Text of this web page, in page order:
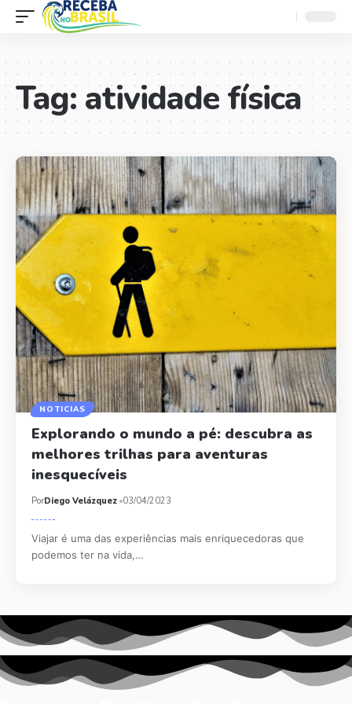
Tag: atividade física
NOTICIAS
Explorando o mundo a pé: descubra as
melhores trilhas para aventuras
inesquecíveis
PorDiego Velázquez 03/04/2023
Viajar é uma das experiências mais enriquecedoras que
podemos ter na vida,…